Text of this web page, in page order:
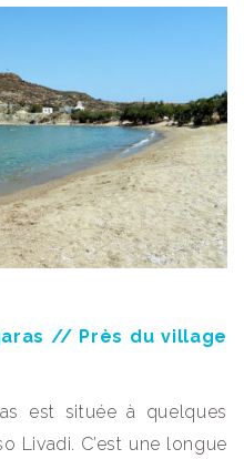
// Près du village
est située à quelques
Livadi. C’est une longue